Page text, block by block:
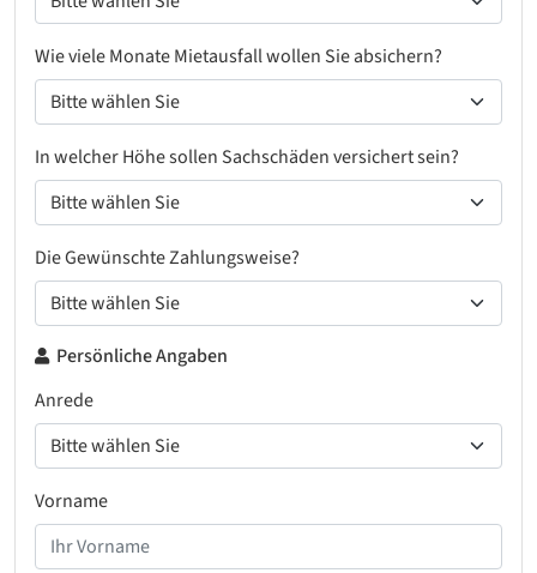
Wie viele Monate Mietausfall wollen Sie absichern?
In welcher Höhe sollen Sachschäden versichert sein?
Die Gewünschte Zahlungsweise?
Persönliche Angaben
Anrede
Vorname